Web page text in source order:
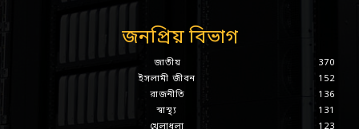
জনপ্রিয় বিভাগ
জাতীয়
370
ইসলামী জীবন
152
রাজনীতি
136
স্বাস্থ্য
131
খেলাধুলা
123